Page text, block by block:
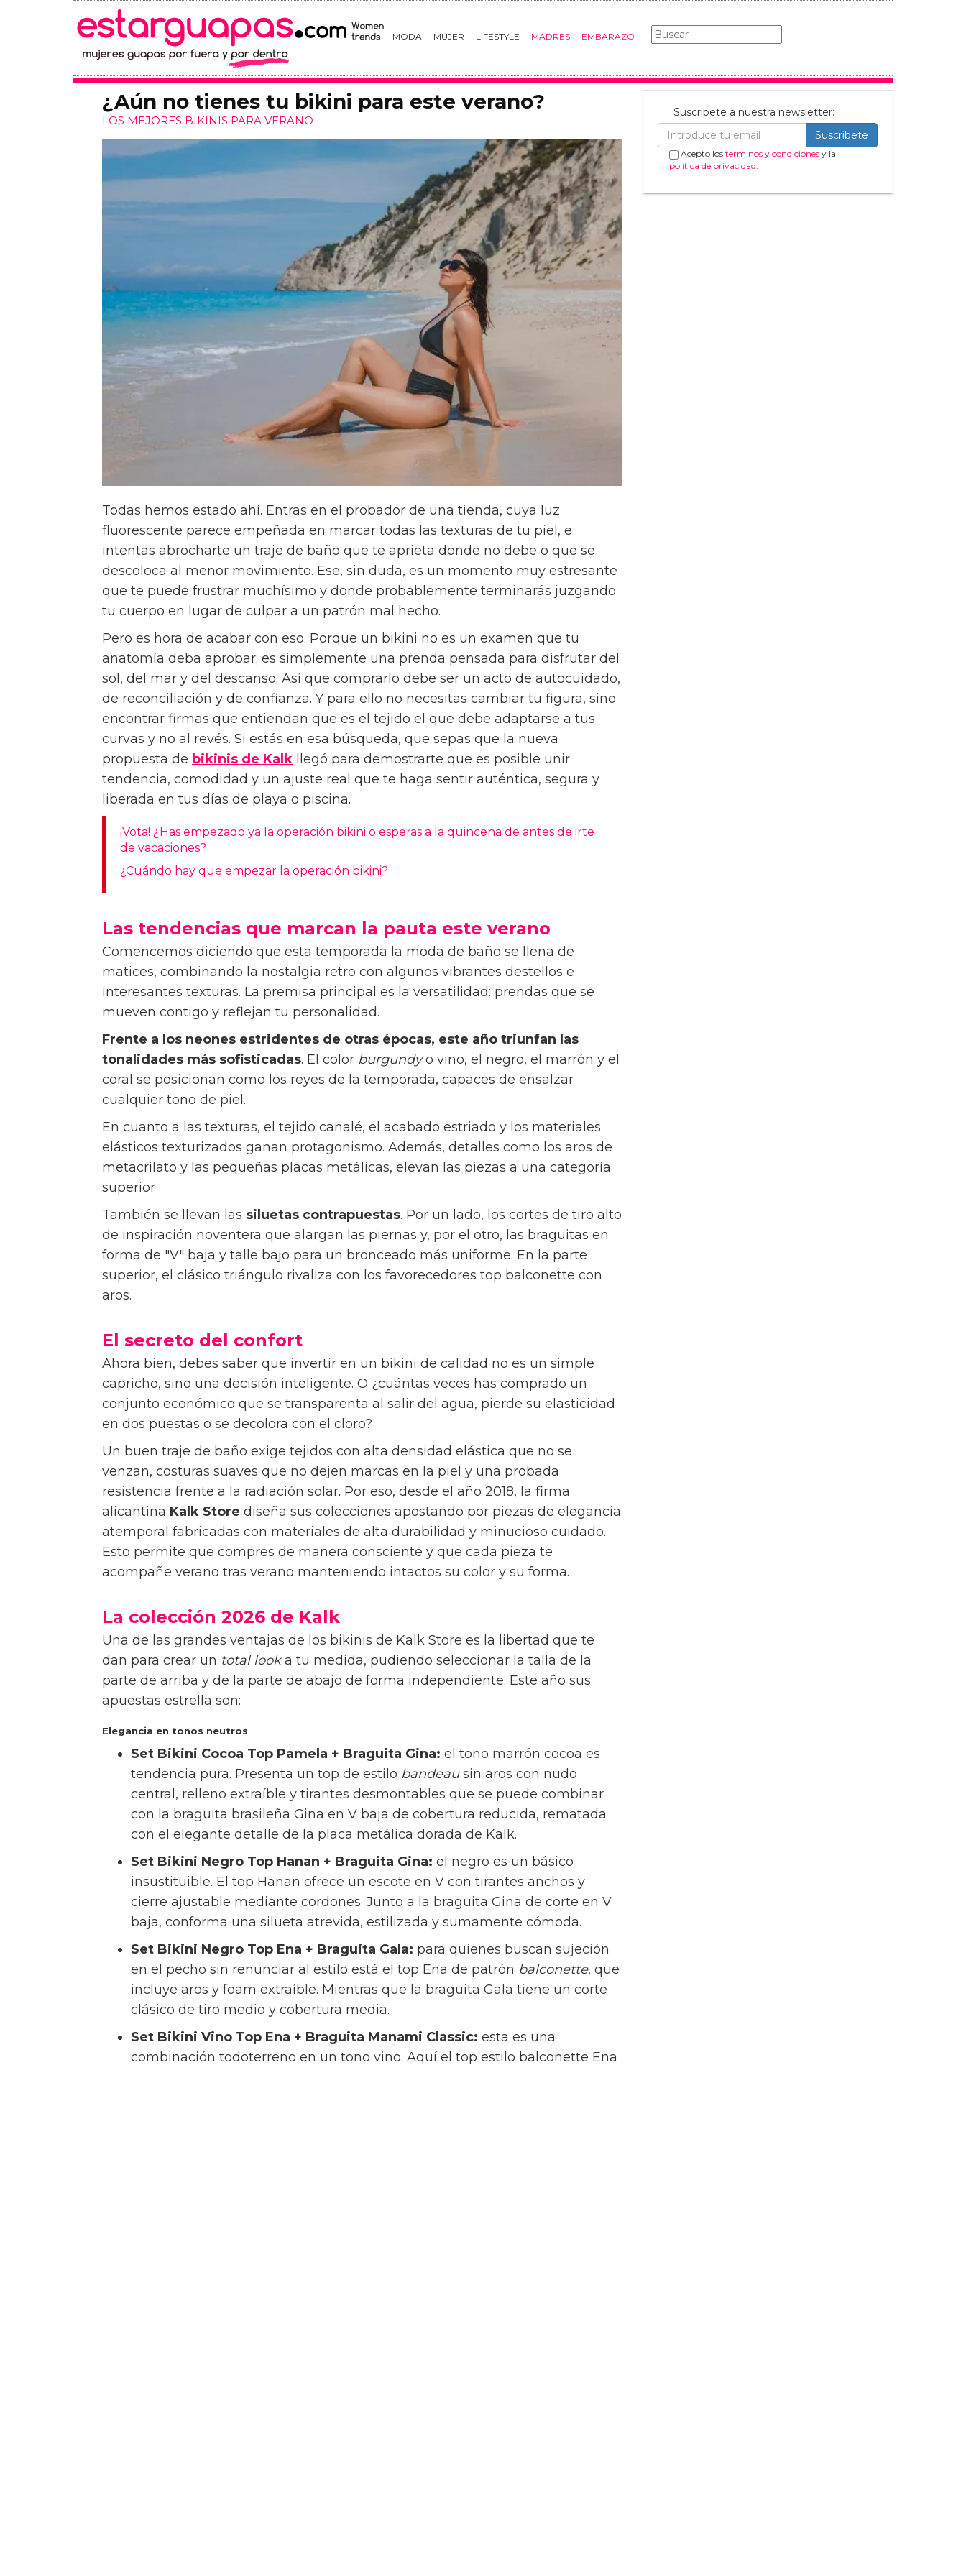
MODA MUJER LIFESTYLE MADRES EMBARAZO
¿Aún no tienes tu bikini para este verano?
LOS MEJORES BIKINIS PARA VERANO
Todas hemos estado ahí. Entras en el probador de una tienda, cuya luz
fluorescente parece empeñada en marcar todas las texturas de tu piel, e
intentas abrocharte un traje de baño que te aprieta donde no debe o que se
descoloca al menor movimiento. Ese, sin duda, es un momento muy estresante
que te puede frustrar muchísimo y donde probablemente terminarás juzgando
tu cuerpo en lugar de culpar a un patrón mal hecho.
Pero es hora de acabar con eso. Porque un bikini no es un examen que tu
anatomía deba aprobar; es simplemente una prenda pensada para disfrutar del
sol, del mar y del descanso. Así que comprarlo debe ser un acto de autocuidado,
de reconciliación y de confianza. Y para ello no necesitas cambiar tu figura, sino
encontrar firmas que entiendan que es el tejido el que debe adaptarse a tus
curvas y no al revés. Si estás en esa búsqueda, que sepas que la nueva
propuesta de bikinis de Kalk llegó para demostrarte que es posible unir
tendencia, comodidad y un ajuste real que te haga sentir auténtica, segura y
liberada en tus días de playa o piscina.
¡Vota! ¿Has empezado ya la operación bikini o esperas a la quincena de antes de irte
de vacaciones?
¿Cuándo hay que empezar la operación bikini?
Las tendencias que marcan la pauta este verano
Comencemos diciendo que esta temporada la moda de baño se llena de
matices, combinando la nostalgia retro con algunos vibrantes destellos e
interesantes texturas. La premisa principal es la versatilidad: prendas que se
mueven contigo y reflejan tu personalidad.
Frente a los neones estridentes de otras épocas, este año triunfan las
tonalidades más sofisticadas. El color burgundyo vino, el negro, el marrón y el
coral se posicionan como los reyes de la temporada, capaces de ensalzar
cualquier tono de piel.
En cuanto a las texturas, el tejido canalé, el acabado estriado y los materiales
elásticos texturizados ganan protagonismo. Además, detalles como los aros de
metacrilato y las pequeñas placas metálicas, elevan las piezas a una categoría
superior
También se llevan las siluetas contrapuestas. Por un lado, los cortes de tiro alto
de inspiración noventera que alargan las piernas y, por el otro, las braguitas en
forma de "V" baja y talle bajo para un bronceado más uniforme. En la parte
superior, el clásico triángulo rivaliza con los favorecedores top balconette con
aros.
El secreto del confort
Ahora bien, debes saber que invertir en un bikini de calidad no es un simple
capricho, sino una decisión inteligente. O ¿cuántas veces has comprado un
conjunto económico que se transparenta al salir del agua, pierde su elasticidad
en dos puestas o se decolora con el cloro?
Un buen traje de baño exige tejidos con alta densidad elástica que no se
venzan, costuras suaves que no dejen marcas en la piel y una probada
resistencia frente a la radiación solar. Por eso, desde el año 2018, la firma
alicantina Kalk Store diseña sus colecciones apostando por piezas de elegancia
atemporal fabricadas con materiales de alta durabilidad y minucioso cuidado.
Esto permite que compres de manera consciente y que cada pieza te
acompañe verano tras verano manteniendo intactos su color y su forma.
La colección 2026 de Kalk
Una de las grandes ventajas de los bikinis de Kalk Store es la libertad que te
dan para crear un total looka tu medida, pudiendo seleccionar la talla de la
parte de arriba y de la parte de abajo de forma independiente. Este año sus
apuestas estrella son:
Elegancia en tonos neutros
Set Bikini Cocoa Top Pamela + Braguita Gina: el tono marrón cocoa es
tendencia pura. Presenta un top de estilo bandeausin aros con nudo
central, relleno extraíble y tirantes desmontables que se puede combinar
con la braguita brasileña Gina en V baja de cobertura reducida, rematada
con el elegante detalle de la placa metálica dorada de Kalk.
Set Bikini Negro Top Hanan + Braguita Gina: el negro es un básico
insustituible. El top Hanan ofrece un escote en V con tirantes anchos y
cierre ajustable mediante cordones. Junto a la braguita Gina de corte en V
baja, conforma una silueta atrevida, estilizada y sumamente cómoda.
Set Bikini Negro Top Ena + Braguita Gala: para quienes buscan sujeción
en el pecho sin renunciar al estilo está el top Ena de patrón balconette, que
incluye aros y foam extraíble. Mientras que la braguita Gala tiene un corte
clásico de tiro medio y cobertura media.
Set Bikini Vino Top Ena + Braguita Manami Classic: esta es una
combinación todoterreno en un tono vino. Aquí el top estilo balconette Ena
Suscribete a nuestra newsletter:
Suscribete
Acepto los terminos y condicionesy la
política de privacidad.